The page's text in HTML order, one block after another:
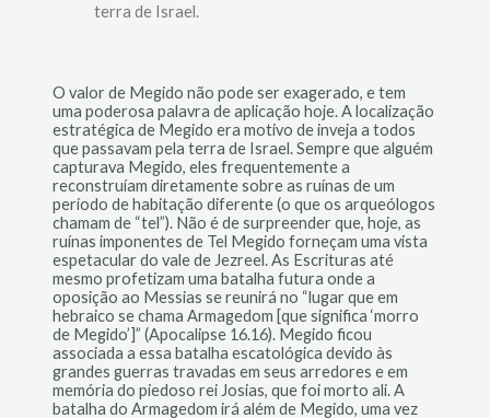
terra de Israel.
O valor de Megido não pode ser exagerado, e tem
uma poderosa palavra de aplicação hoje. A localização
estratégica de Megido era motivo de inveja a todos
que passavam pela terra de Israel. Sempre que alguém
capturava Megido, eles frequentemente a
reconstruíam diretamente sobre as ruínas de um
período de habitação diferente (o que os arqueólogos
chamam de “tel”). Não é de surpreender que, hoje, as
ruínas imponentes de Tel Megido forneçam uma vista
espetacular do vale de Jezreel. As Escrituras até
mesmo profetizam uma batalha futura onde a
oposição ao Messias se reunirá no “lugar que em
hebraico se chama Armagedom [que significa ‘morro
de Megido’]” (Apocalipse 16.16). Megido ficou
associada a essa batalha escatológica devido às
grandes guerras travadas em seus arredores e em
memória do piedoso rei Josias, que foi morto ali. A
batalha do Armagedom irá além de Megido, uma vez